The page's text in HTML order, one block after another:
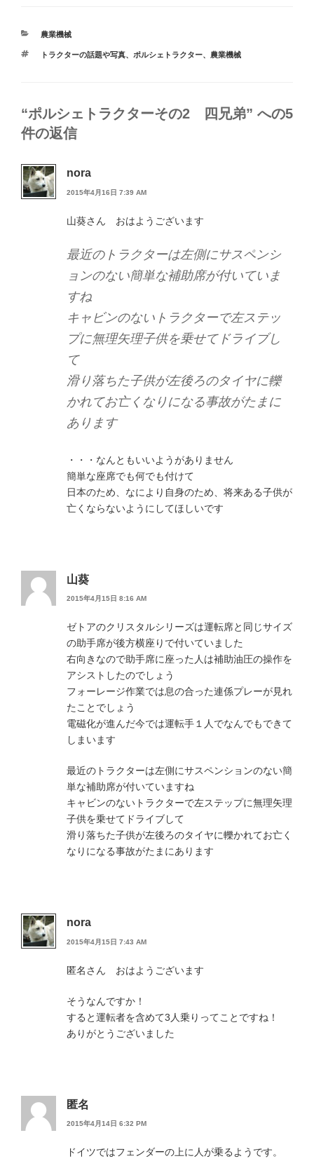
カ
ゴ
農業機械
タトラクターの話題や写真、 ポルシェトラクター、 農業機械
“ポルシェトラクターその2 四兄弟” への5
件の返信
nora
2015年4月16日 7:39 AM
山葵さん おはようございます
最近のトラクターは左側にサスペンシ
ョンのない簡単な補助席が付いていま
すね
キャビンのないトラクターで左ステッ
プに無理矢理子供を乗せてドライブし
て
滑り落ちた子供が左後ろのタイヤに轢
かれてお亡くなりになる事故がたまに
あります
・・・なんともいいようがありません
簡単な座席でも何でも付けて
日本のため、なにより自身のため、将来ある子供が
亡くならないようにしてほしいです
山葵
2015年4月15日 8:16 AM
ゼトアのクリスタルシリーズは運転席と同じサイズ
の助手席が後方横座りで付いていました
右向きなので助手席に座った人は補助油圧の操作を
アシストしたのでしょう
フォーレージ作業では息の合った連係プレーが見れ
たことでしょう
電磁化が進んだ今では運転手１人でなんでもできて
しまいます
最近のトラクターは左側にサスペンションのない簡
単な補助席が付いていますね
キャビンのないトラクターで左ステップに無理矢理
子供を乗せてドライブして
滑り落ちた子供が左後ろのタイヤに轢かれてお亡く
なりになる事故がたまにあります
nora
2015年4月15日 7:43 AM
匿名さん おはようございます
そうなんですか！
すると運転者を含めて3人乗りってことですね！
ありがとうございました
匿名
2015年4月14日 6:32 PM
ドイツではフェンダーの上に人が乗るようです。